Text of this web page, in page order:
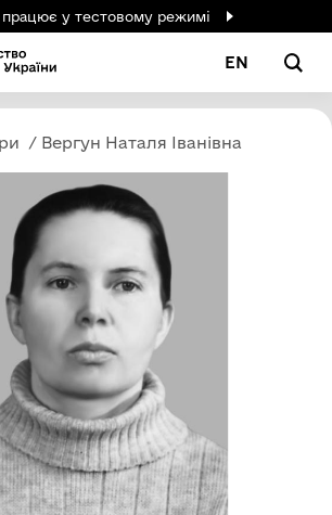
працює у тестовому режимі
EN
Вергун Наталя Іванівна